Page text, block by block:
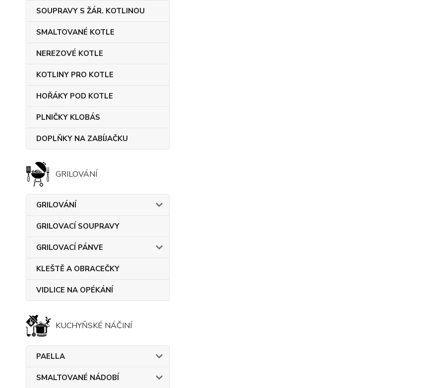
SOUPRAVY S ŽÁR. KOTLINOU
SMALTOVANÉ KOTLE
NEREZOVÉ KOTLE
KOTLINY PRO KOTLE
HOŘÁKY POD KOTLE
PLNIČKY KLOBÁS
DOPLŇKY NA ZABÍJAČKU
GRILOVÁNÍ
GRILOVÁNÍ
GRILOVACÍ SOUPRAVY
GRILOVACÍ PÁNVE
KLEŠTĚ A OBRACEČKY
VIDLICE NA OPÉKÁNÍ
KUCHYŇSKÉ NÁČINÍ
PAELLA
SMALTOVANÉ NÁDOBÍ